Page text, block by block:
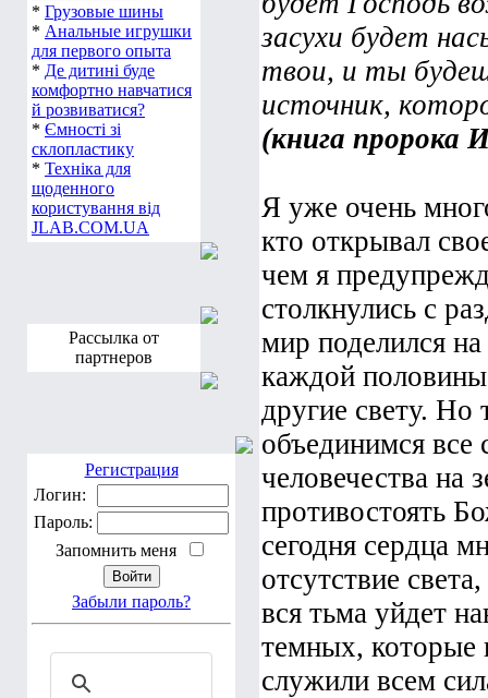
Funduk Market
* Грузовые шины
*Анальные игрушки
для первого опыта
*Де дитині буде
комфортно навчатися
й розвиватися?
*Ємності зі
склопластику
*Техніка для
щоденного
користування від
Рассылка от
Регистрация
Запомнить меня
засухи будет
твои, и ты
источник,
(книга пророка
Я уже очень
кто открывал
чем я
столкнулись с
мир поделился
каждой
другие свету. Но
объединимся все
человечества на
противостоять
сегодня сердца
отсутствие
вся тьма уйдет
темных, которые
служили всем